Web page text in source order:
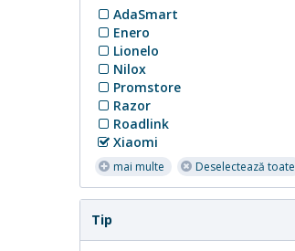
AdaSmart
Enero
Lionelo
Nilox
Promstore
Razor
Roadlink
Xiaomi
mai multe Deselectează toate
Tip